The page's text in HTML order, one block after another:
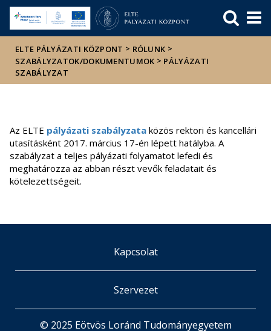
Hírek
Események
ELTE a
sajtóban
ELTE PÁLYÁZATI KÖZPONT > RÓLUNK >
SZABÁLYZATOK/DOKUMENTUMOK > PÁLYÁZATI
SZABÁLYZAT
Az ELTE pályázati szabályzata közös rektori és kancellári
utasításként 2017. március 17-én lépett hatályba. A
szabályzat a teljes pályázati folyamatot lefedi és
meghatározza az abban részt vevők feladatait és
kötelezettségeit.
Kapcsolat
Szervezet
© 2025 Eötvös Loránd Tudományegyetem